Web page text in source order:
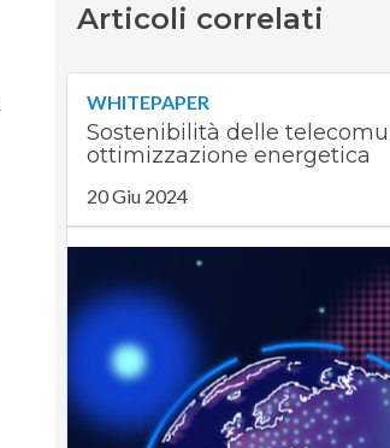
Articoli correlati
WHITEPAPER
Sostenibilità delle
ottimizzazione energetica
20 Giu 2024